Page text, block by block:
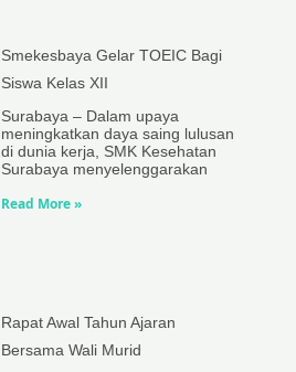
Smekesbaya Gelar TOEIC Bagi
Siswa Kelas XII
Surabaya – Dalam upaya
meningkatkan daya saing lulusan
di dunia kerja, SMK Kesehatan
Surabaya menyelenggarakan
Read More »
Rapat Awal Tahun Ajaran
Bersama Wali Murid